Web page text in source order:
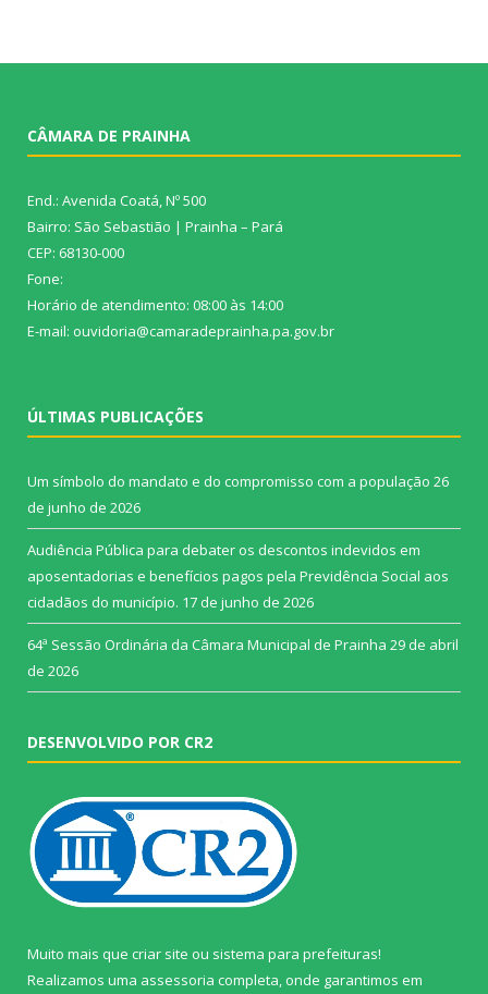
CÂMARA DE PRAINHA
End.: Avenida Coatá, Nº 500
Bairro: São Sebastião | Prainha – Pará
CEP: 68130-000
Fone:
Horário de atendimento: 08:00 às 14:00
E-mail: ouvidoria@camaradeprainha.pa.gov.br
ÚLTIMAS PUBLICAÇÕES
Um símbolo do mandato e do compromisso com a população 26
de junho de 2026
Audiência Pública para debater os descontos indevidos em
aposentadorias e benefícios pagos pela Previdência Social aos
cidadãos do município. 17 de junho de 2026
64ª Sessão Ordinária da Câmara Municipal de Prainha 29 de abril
de 2026
DESENVOLVIDO POR CR2
Muito mais que criar site ou sistema para prefeituras!
Realizamos uma assessoria completa, onde garantimos em